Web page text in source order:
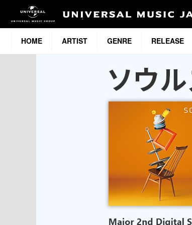
HOME ARTIST GENRE RELEASE